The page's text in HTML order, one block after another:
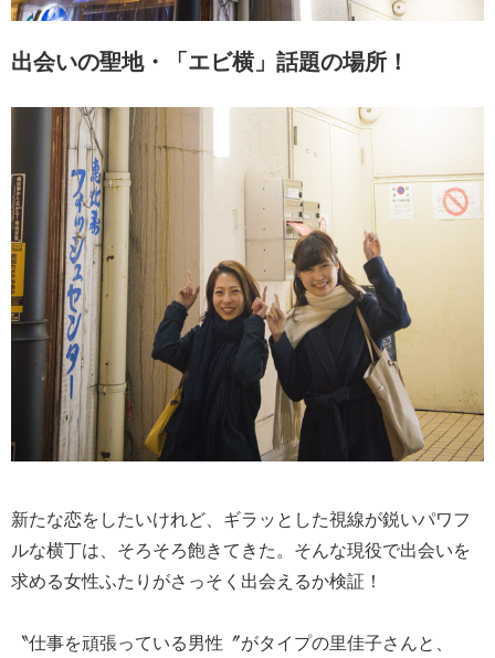
出会いの聖地・「エビ横」話題の場所！
新たな恋をしたいけれど、ギラッとした視線が鋭いパワフ
ルな横丁は、そろそろ飽きてきた。そんな現役で出会いを
求める女性ふたりがさっそく出会えるか検証！
〝仕事を頑張っている男性〞がタイプの里佳子さんと、